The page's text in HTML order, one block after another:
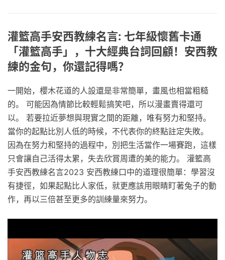
灌籃高手安西教練名言: 七年級懷舊卡通
「灌籃高手」，十大經典台詞回顧！安西教
練的金句，你還記得嗎？
一開始，櫻木花道的人設還是非常簡單，畫風也相當粗糙
的。 可能因為情節比較輕鬆搞笑吧，所以漫畫賣得還可
以。 若要拉近夢想與現實之間的距離，唯有努力和堅持。
當你的起點比別人低的時候，不代表你的終點註定失敗。
因為在努力和堅持的過程中，別把生活當作一場賽跑，這樣
只會讓自己活得太累，失去欣賞周遭的美的能力。 灌籃高
手安西教練名言2023 安西教練口中的道理很簡單：學習沒
有捷徑，如果起點比人家低，就更應該用眼睛盯著兔子的動
作，再以三倍甚至更多的訓練量來努力。